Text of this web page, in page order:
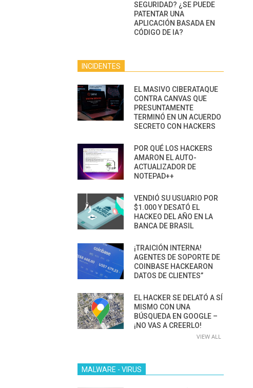
SEGURIDAD? ¿SE PUEDE
PATENTAR UNA
APLICACIÓN BASADA EN
CÓDIGO DE IA?
INCIDENTES
EL MASIVO CIBERATAQUE
CONTRA CANVAS QUE
PRESUNTAMENTE
TERMINÓ EN UN ACUERDO
SECRETO CON HACKERS
POR QUÉ LOS HACKERS
AMARON EL AUTO-
ACTUALIZADOR DE
NOTEPAD++
VENDIÓ SU USUARIO POR
$1.000 Y DESATÓ EL
HACKEO DEL AÑO EN LA
BANCA DE BRASIL
¡TRAICIÓN INTERNA!
AGENTES DE SOPORTE DE
COINBASE HACKEARON
DATOS DE CLIENTES”
EL HACKER SE DELATÓ A SÍ
MISMO CON UNA
BÚSQUEDA EN GOOGLE –
¡NO VAS A CREERLO!
VIEW ALL
MALWARE - VIRUS